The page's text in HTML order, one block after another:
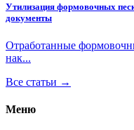
Утилизация формовочных
документы
Отработанные
нак...
Все статьи →
Меню